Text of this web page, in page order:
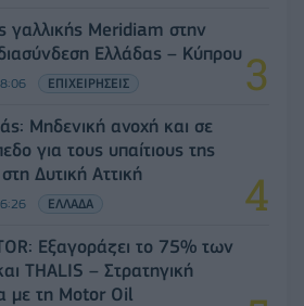
γαλλικής Meridiam στην
διασύνδεση Ελλάδας – Κύπρου
ΕΠΙΧΕΙΡΗΣΕΙΣ
Μηδενική ανοχή και σε
για τους υπαίτιους της
στη Δυτική Αττική
ΕΛΛΑΔΑ
Εξαγοράζει το 75% των
THALIS – Στρατηγική
με τη Motor Oil